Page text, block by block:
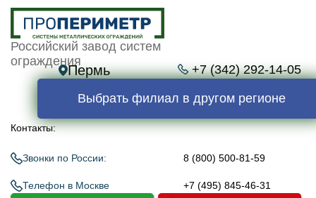
Российский завод систем
ограждения
Пермь +7 (342) 292-14-05
Выбрать филиал в другом регионе
Контакты:
Звонки по России: 8 (800) 500-81-59
Телефон в Москве +7 (495) 845-46-31